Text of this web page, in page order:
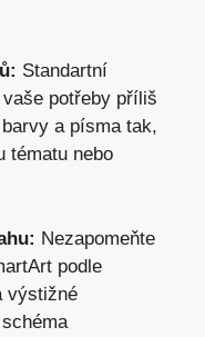
Standartní
potřeby příliš
a písma⁣ tak,
tématu nebo
Nezapomeňte
podle
výstižné